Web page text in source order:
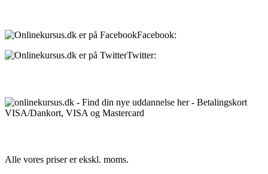
Facebook:
Twitter:
Alle vores priser er ekskl. moms.